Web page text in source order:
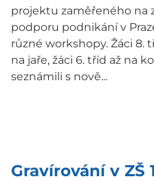
projektu zaměřeného na
podporu podnikání v
různé workshopy. Žáci 8.
na jaře, žáci 6. tříd až na
seznámili s nově...
Gravírování v ZŠ